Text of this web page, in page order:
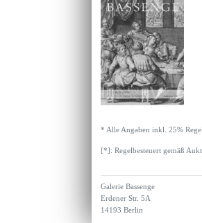
* Alle Angaben inkl. 25%
[*]: Regelbesteuert gemäß
Galerie Bassenge
Erdener Str. 5A
14193 Berlin